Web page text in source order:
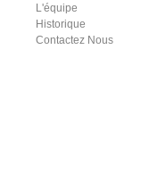
L'équipe
Historique
Contactez Nous